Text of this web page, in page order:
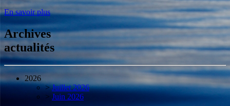
En savoir plus
Archives
actualités
2026
> Juillet 2026
> Juin 2026